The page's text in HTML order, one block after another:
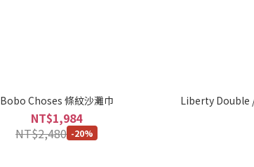
Bobo Choses 條紋沙灘巾
NT$1,984
NT$2,480 -20%
Liberty Double